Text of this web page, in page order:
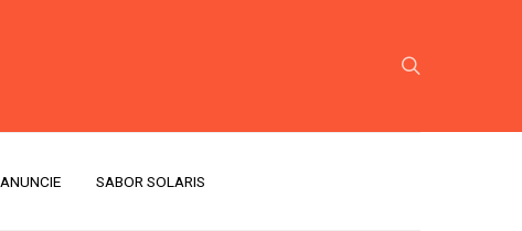
ANUNCIE SABOR SOLARIS